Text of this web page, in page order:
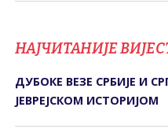
НАЈЧИТАНИЈЕ
ДУБОКЕ ВЕЗЕ СРБИЈЕ И
ЈЕВРЕЈСКОМ ИСТОРИЈОМ